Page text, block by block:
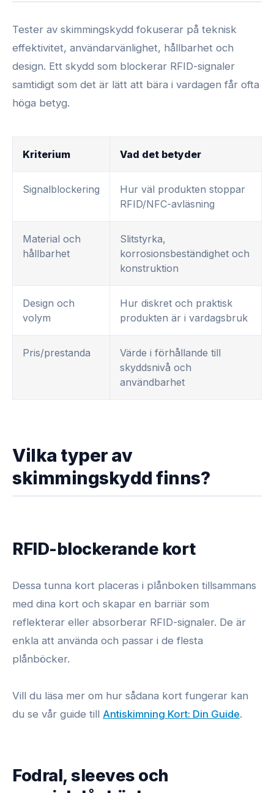
Tester av skimmingskydd fokuserar på teknisk
effektivitet, användarvänlighet, hållbarhet och
design. Ett skydd som blockerar RFID-signaler
samtidigt som det är lätt att bära i vardagen får ofta
höga betyg.
Kriterium Vad det betyder
Signalblockering
Hur väl produkten stoppar
RFID/NFC-avläsning
Material och
hållbarhet
Slitstyrka,
korrosionsbeständighet och
konstruktion
Design och
volym
Hur diskret och praktisk
produkten är i vardagsbruk
Pris/prestanda
Värde i förhållande till
skyddsnivå och
användbarhet
Vilka typer av
skimmingskydd finns?
RFID-blockerande kort
Dessa tunna kort placeras i plånboken tillsammans
med dina kort och skapar en barriär som
reflekterar eller absorberar RFID-signaler. De är
enkla att använda och passar i de flesta
plånböcker.
Vill du läsa mer om hur sådana kort fungerar kan
du se vår guide till Antiskimning Kort: Din Guide.
Fodral, sleeves och